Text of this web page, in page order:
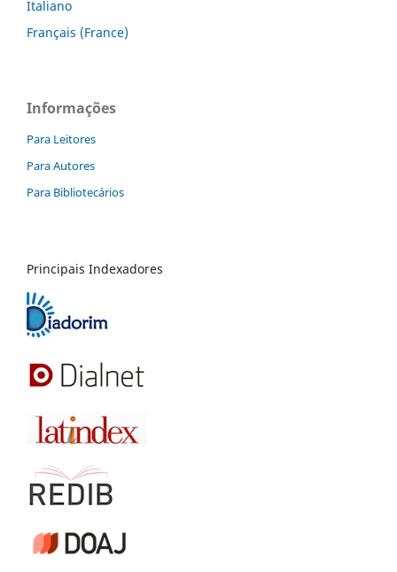
Italiano
Français (France)
Informações
Para Leitores
Para Autores
Para Bibliotecários
Principais Indexadores